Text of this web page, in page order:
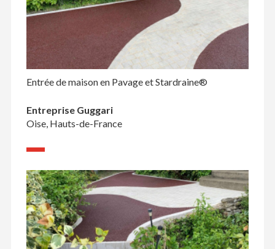
Entrée de maison en Pavage et Stardraine®
Entreprise Guggari
Oise, Hauts-de-France